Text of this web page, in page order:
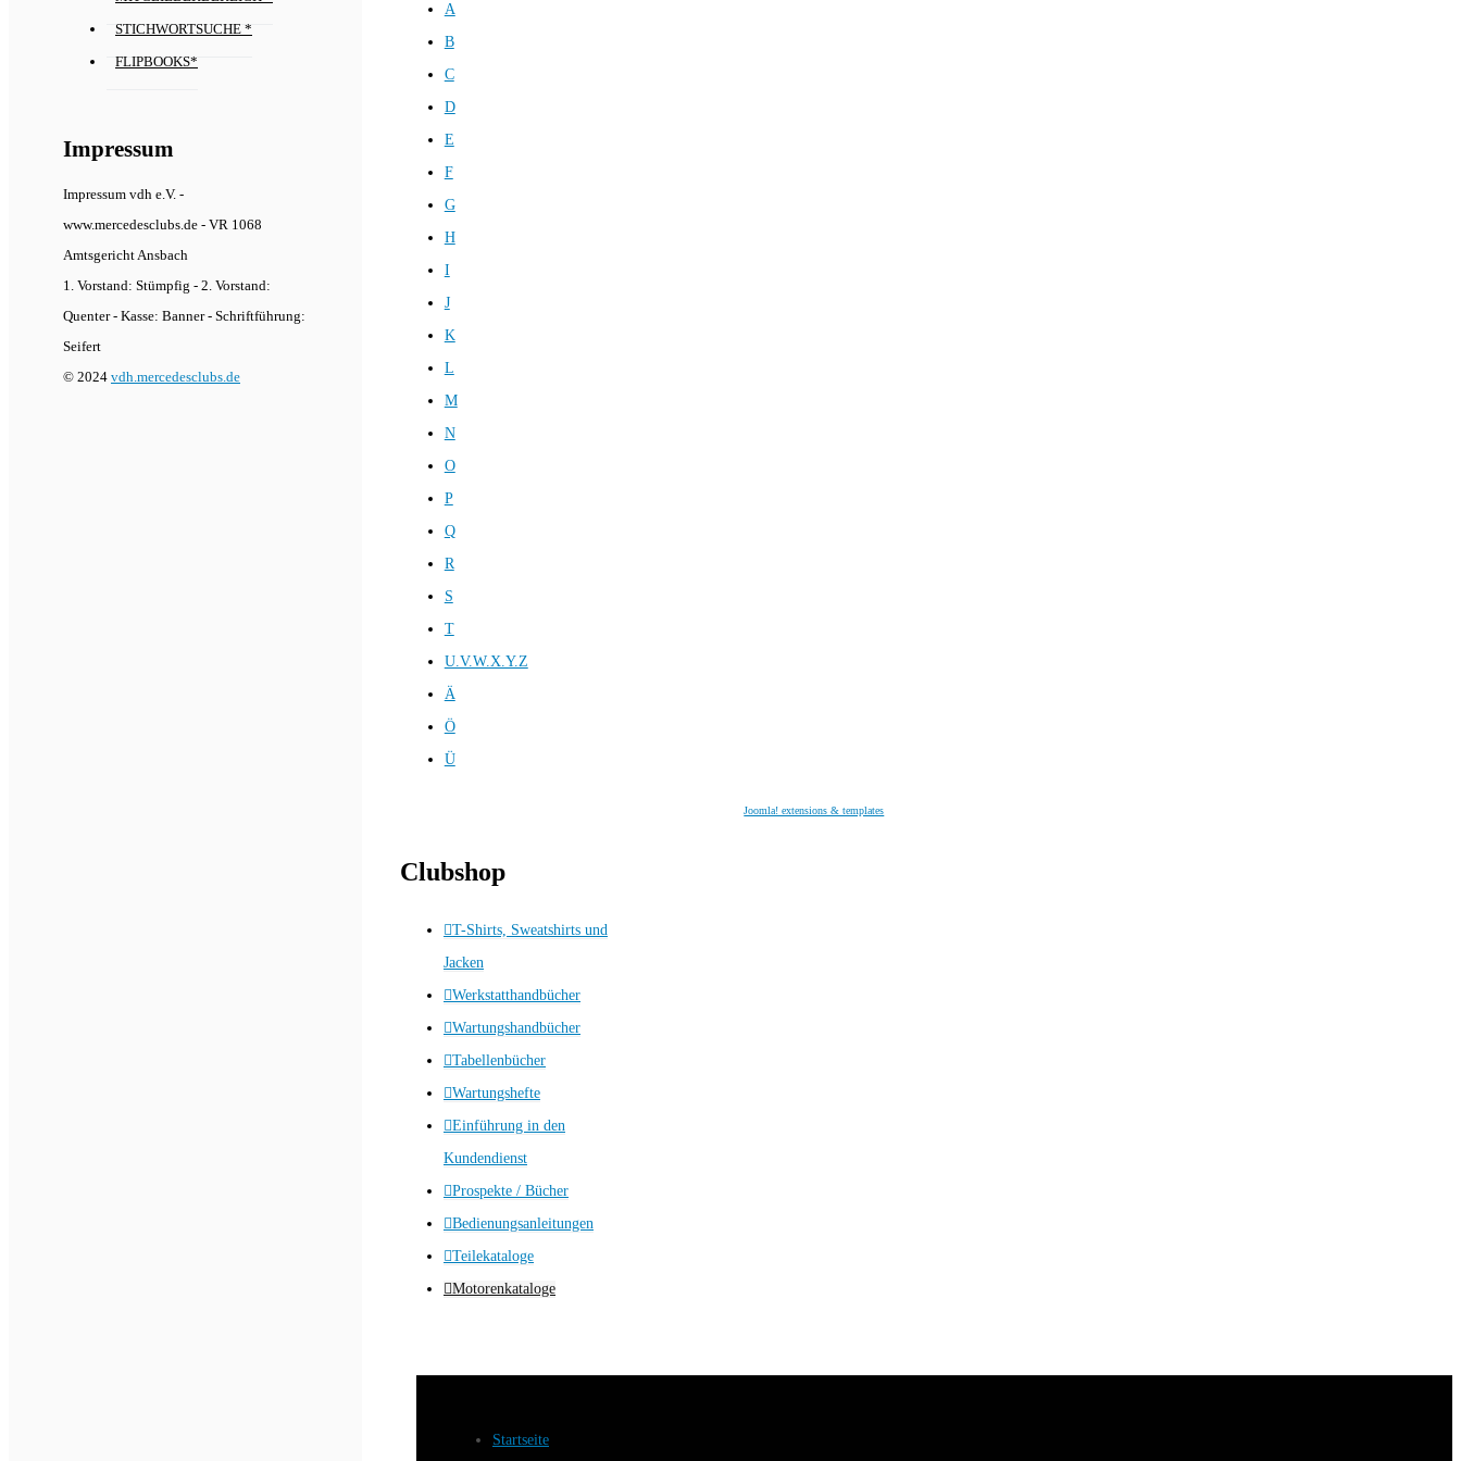
STICHWORTSUCHE *
FLIPBOOKS*
Impressum
Impressum vdh e.V. -
www.mercedesclubs.de - VR 1068
Amtsgericht Ansbach
1. Vorstand: Stümpfig - 2. Vorstand:
Quenter - Kasse: Banner - Schriftführung:
Seifert
© 2024 vdh.mercedesclubs.de
A
B
C
D
E
F
G
H
I
J
K
L
M
N
O
P
Q
R
S
T
U.V.W.X.Y.Z
Ä
Ö
Ü
Joomla! extensions & templates
Clubshop
T-Shirts, Sweatshirts und
Jacken
Werkstatthandbücher
Wartungshandbücher
Tabellenbücher
Wartungshefte
Einführung in den
Kundendienst
Prospekte / Bücher
Bedienungsanleitungen
Teilekataloge
Motorenkataloge
Startseite